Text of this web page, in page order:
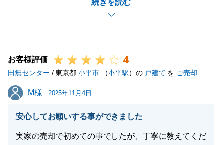
続きを読む
たお陰でスムーズにお取引を進めさせていただくこと
が出来ました。大変感謝しております。
年明けに税金の確定申告手続きがございますが、ご不
い。
引き続きどうぞ宜しくお願いいたします。
閉じる
お客様評価 4
田無センター / 東京都 小平市 （小平駅）の 戸建て を ご売却
M様
M様 2025年11月4日
安心してお願いする事ができました
実家の売却で初めての事でしたが、丁寧に教えてくだ